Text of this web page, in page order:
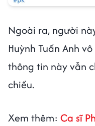
Ngoài ra, người
Huỳnh Tuấn Anh
thông tin này vẫn
chiều.
Xem thêm: Ca sĩ